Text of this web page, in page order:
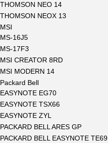
THOMSON NEO 14
THOMSON NEOX 13
MSI
MS-16J5
MS-17F3
MSI CREATOR 8RD
MSI MODERN 14
Packard Bell
EASYNOTE EG70
EASYNOTE TSX66
EASYNOTE ZYL
PACKARD BELL ARES GP
PACKARD BELL EASYNOTE TE69